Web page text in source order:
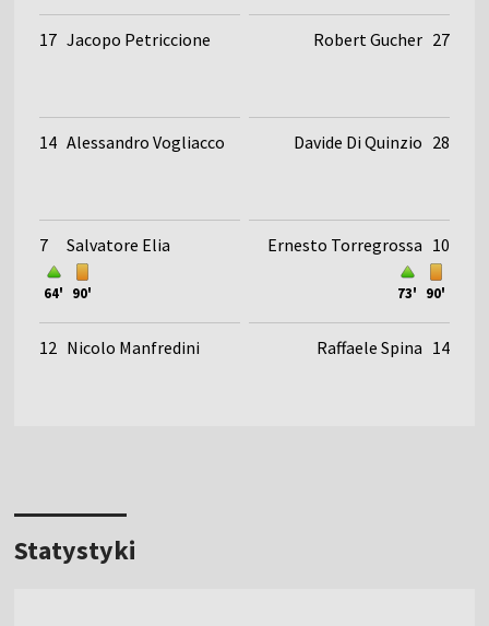
17 Jacopo Petriccione
14 Alessandro Vogliacco
7 Salvatore Elia
64' 90'
12 Nicolo Manfredini
Robert Gucher 27
Davide Di Quinzio 28
73' 90'
Ernesto Torregrossa 10
Raffaele Spina 14
Statystyki